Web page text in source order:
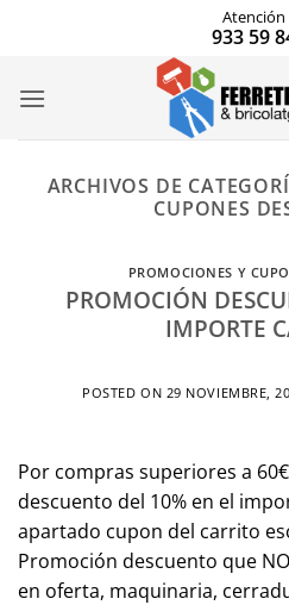
Atención
933 59
ARCHIVOS DE
CUPONES
PROMOCIONES Y
PROMOCIÓN
IMPORTE
POSTED ON 29 NOVIEMBRE,
Por compras superiores a
descuento del 10% en el
apartado cupon del carrito
Promoción descuento que
en oferta, maquinaria,